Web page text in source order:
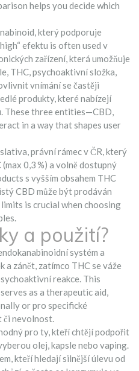
helps you decide which
který podporuje
efektu is often used v
zařízení, která umožňuje
THC,psychoaktivní složka,
vnímáníse častěji
produkty, které nabízejí
. These three entities—CBD,
in a way that shapes user
,právní rámec v ČR, který
0,3 %) a volně dostupný
s vyšším obsahem THC
CBD může být prodáván
is crucial when choosing
a použití?
systém a
a zánět, zatímco THC se váže
reakce. This
as a therapeutic aid,
or pro specifické
či nevolnost.
pro ty, kteří chtějí podpořit
olej, kapsle nebo vaping.
kteří hledají silnější úlevu od